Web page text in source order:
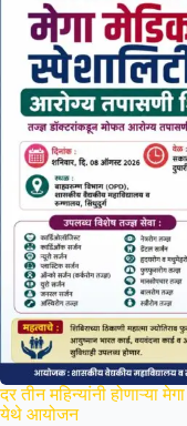
दर तीन महिन्यांनी होणाऱ्या
येथे आयोजन